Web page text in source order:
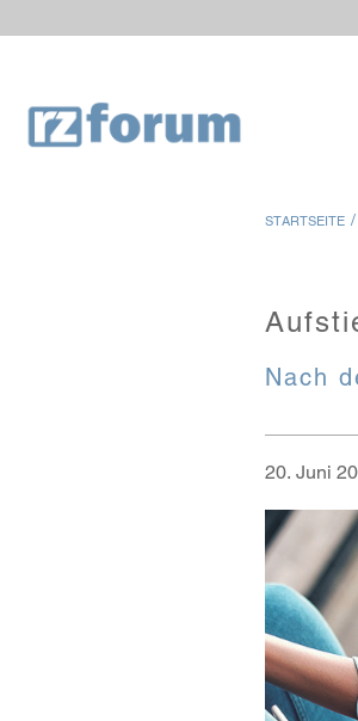
STARTSEITE /
Nach
20. Juni